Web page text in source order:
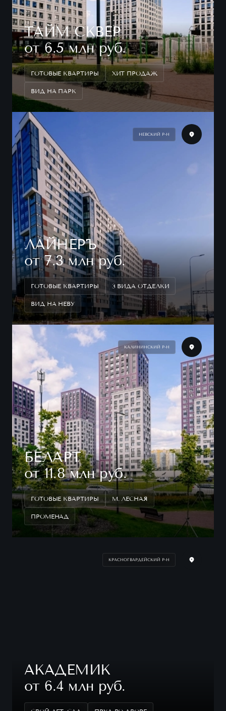
ТАЙМ СКВЕР
от 6.5 млн руб.
ГОТОВЫЕ КВАРТИРЫ ХИТ ПРОДАЖ
ВИД НА ПАРК
НЕВСКИЙ Р-Н
ЛАЙНЕРЪ
от 7.3 млн руб.
ГОТОВЫЕ КВАРТИРЫ 3 ВИДА ОТДЕЛКИ
ВИД НА НЕВУ
КАЛИНИНСКИЙ Р-Н
БЕЛАРТ
от 11.8 млн руб.
ГОТОВЫЕ КВАРТИРЫ М. ЛЕСНАЯ
ПРОМЕНАД
КРАСНОГВАРДЕЙСКИЙ Р-Н
АКАДЕМИК
от 6.4 млн руб.